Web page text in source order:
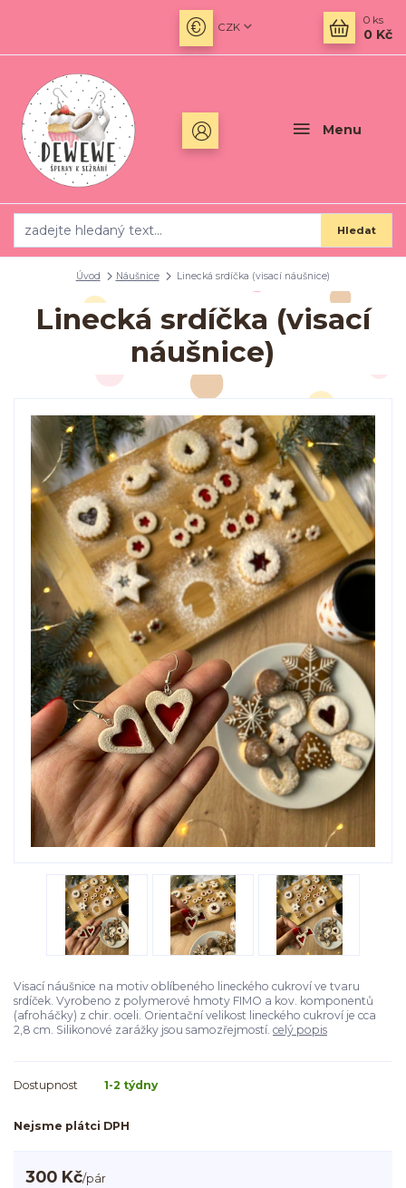
Menu
CZK
Hledat
0 ks
0 Kč
Úvod Náušnice Linecká srdíčka (visací náušnice)
Linecká srdíčka (visací
náušnice)
Visací náušnice na motiv oblíbeného lineckého cukroví ve tvaru
srdíček. Vyrobeno z polymerové hmoty FIMO a kov. komponentů
(afroháčky) z chir. oceli. Orientační velikost lineckého cukroví je cca
2,8 cm. Silikonové zarážky jsou samozřejmostí. celý popis
Dostupnost 1-2 týdny
Nejsme plátci DPH
300 Kč/pár